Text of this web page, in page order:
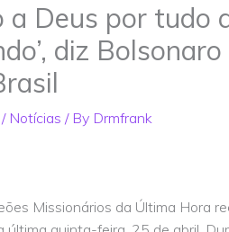
a Deus por tudo
diz
/ Notícias / By Drmfrank
Missionários da Última Hora